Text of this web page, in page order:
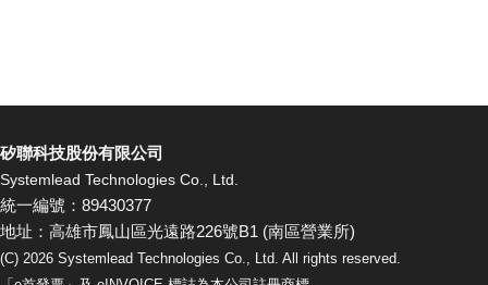
矽聯科技股份有限公司
Systemlead Technologies Co., Ltd.
統一編號：89430377
地址：高雄市鳳山區光遠路226號B1 (南區營業所)
(C) 2026 Systemlead Technologies Co., Ltd. All rights reserved.